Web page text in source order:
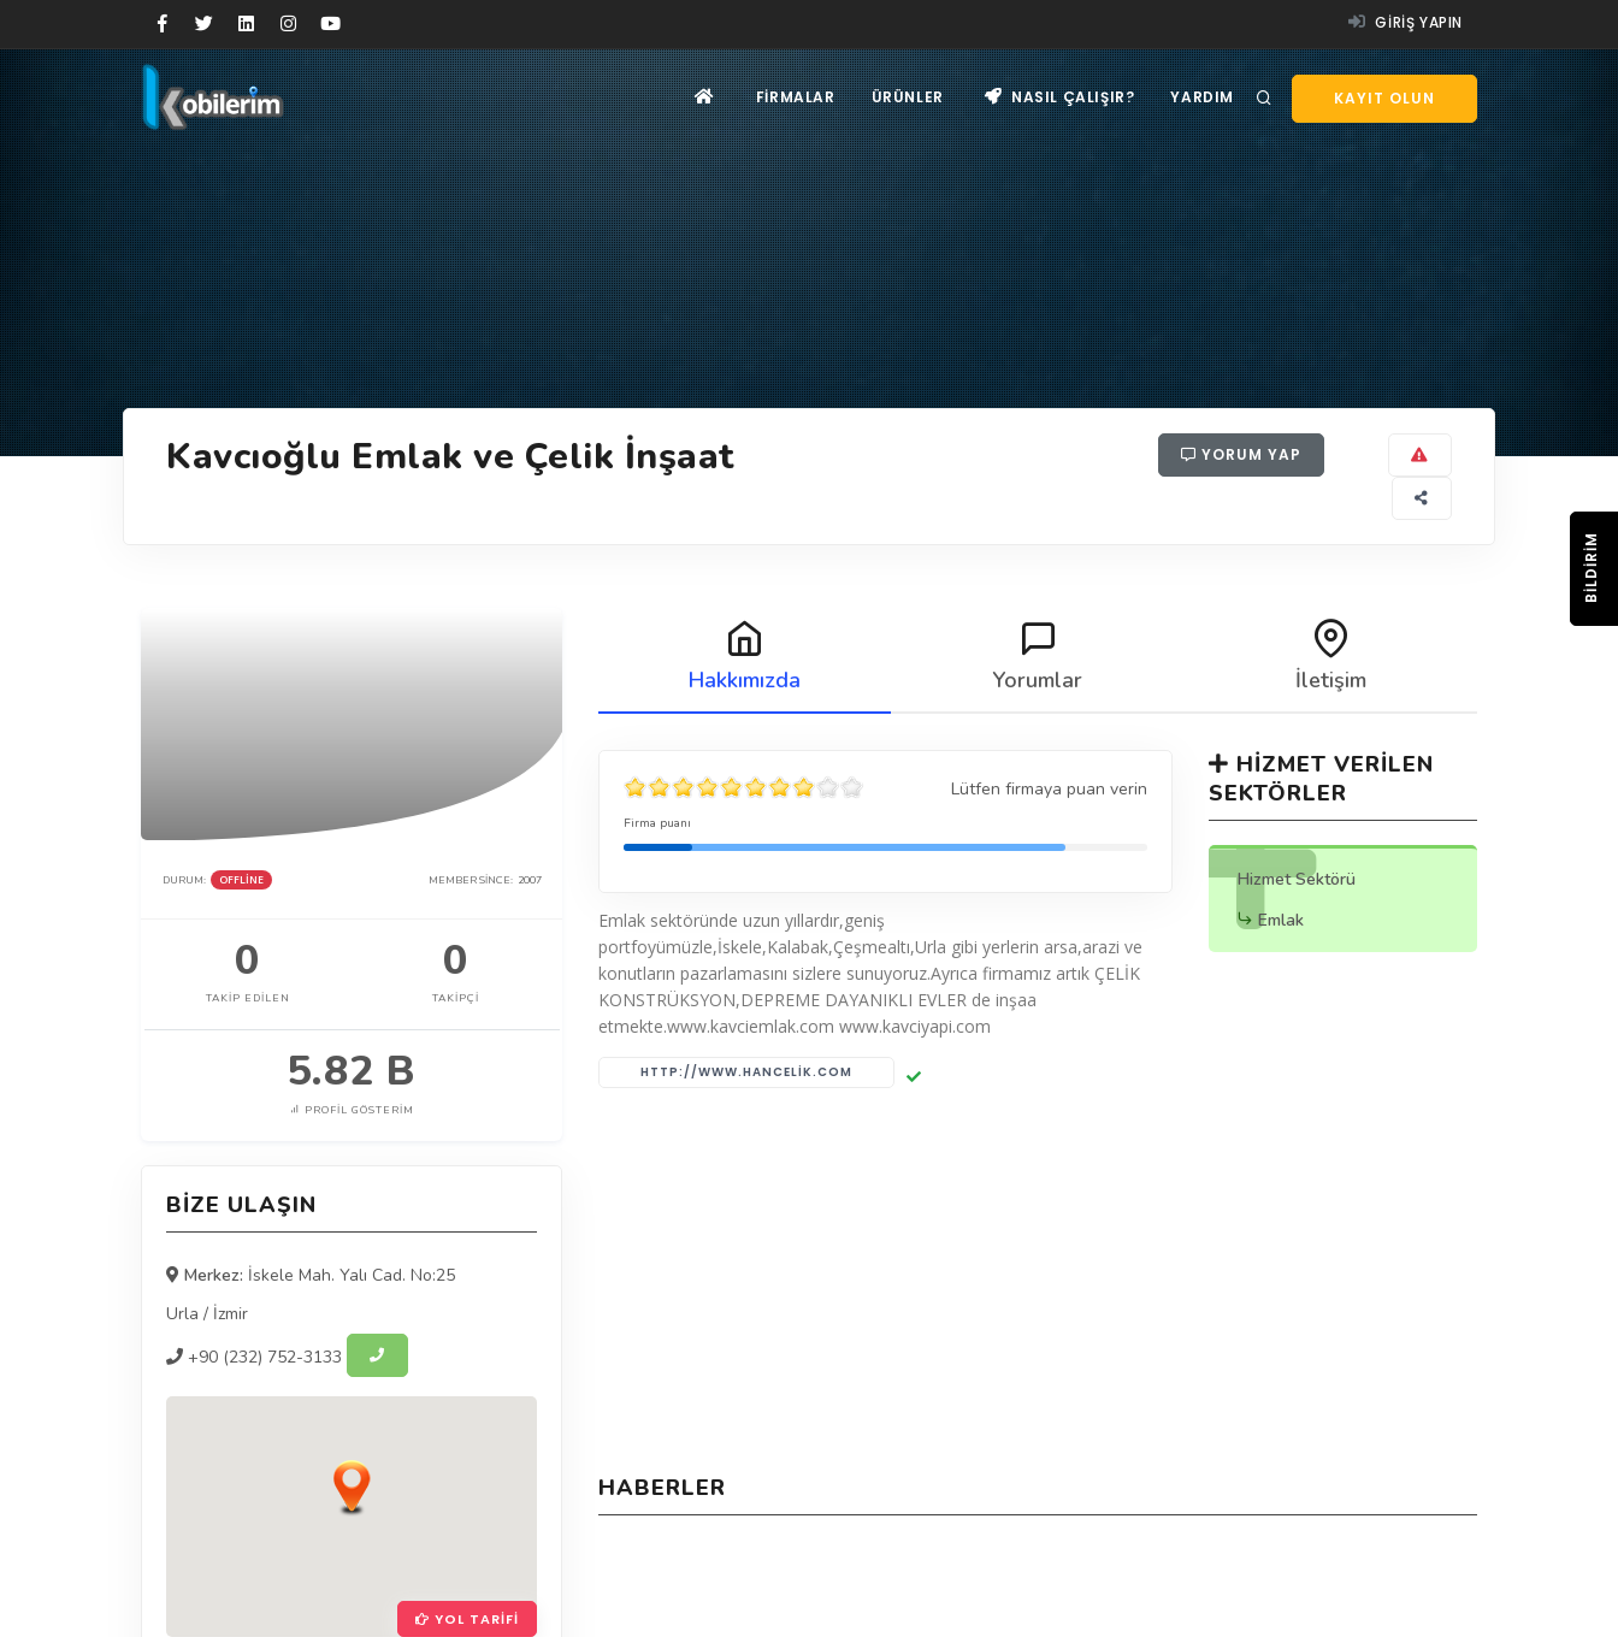
GIRIŞ YAPIN
KAYIT OLUN
FIRMALAR ÜRÜNLER NASIL ÇALIŞIR? YARDIM
Kavcıoğlu Emlak ve Çelik İnşaat YORUM YAP
DURUM: OFFLINE MEMBER SINCE: 2007
0
TAKIP EDILEN
0
TAKIPÇI
5.82 B
PROFIL GÖSTERIM
BIZE ULAŞIN
Merkez: İskele Mah. Yalı Cad. No:25
Urla / İzmir
+90 (232) 752-3133
YOL TARIFI
Hakkımızda Yorumlar İletişim
Lütfen firmaya puan verin
Firma puanı
Emlak sektöründe uzun yıllardır,geniş
portfoyümüzle,İskele,Kalabak,Çeşmealtı,Urla gibi yerlerin arsa,arazi ve
konutların pazarlamasını sizlere sunuyoruz.Ayrıca firmamız artık ÇELİK
KONSTRÜKSYON,DEPREME DAYANIKLI EVLER de inşaa
etmekte.www.kavciemlak.com www.kavciyapi.com
HTTP://WWW.HANCELIK.COM
HIZMET VERILEN
SEKTÖRLER
Hizmet Sektörü
Emlak
HABERLER
BILDIRIM